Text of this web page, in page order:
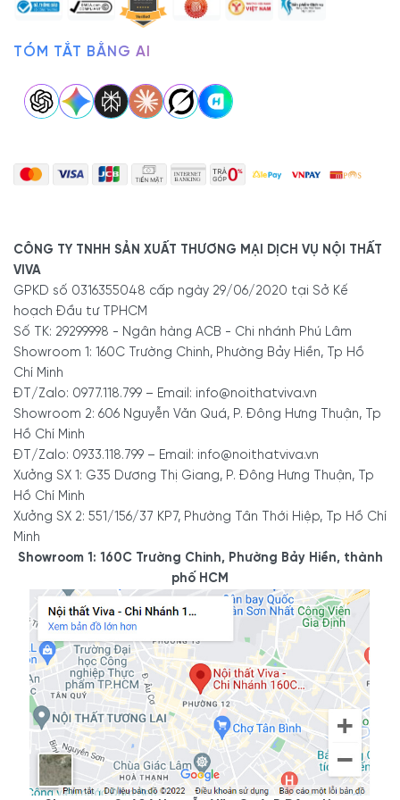
Linh hoạt thay đổi vật liệu, kích thước, màu sắc
nhu cầu riêng.
Sản xuất trực tiếp tại xưởng Viva, được quản lý chất
Giao nhanh, đúng tiến độ.
Báo giá
rẻ tận xưởng, cam kết không phát sinh chi
trọn gói.
Tóm tắt thông số kỹ thuật:
Tên
Giường Giấu Chân
Mã SP
Chất liệu chính Gỗ Sồi tự nhiên
Đặc tính nổi bật
mọt. Bề mặt gỗ phẳng
Nơi sản xuất
Xưởng Nội Thất Viva
Độ an toàn
Đảm bảo an toàn,
Kích thước
Hướng dẫn sử dụng, bảo quản
Tránh nước, tránh nhiệt
Màu sắc
Màu tự nhiên (có thể
Phong cách
Sang trọng, hiện đại
Giao hàng, lắp đặt
Hỗ trợ giao lắp tận nơi
từ 5 đến 10 ngày sau
- Xem thêm:Chính
Bảo hành
Bảo hành 5 năm – Hỗ
TÓM TẮT BẰNG AI
CÔNG TY TNHH SẢN XUẤT THƯƠNG MẠI DỊCH VỤ NỘI THẤT
VIVA
GPKD số 0316355048 cấp ngày 29/06/2020 tại Sở Kế
hoạch Đầu tư TPHCM
Số TK: 29299998 - Ngân hàng ACB - Chi nhánh Phú Lâm
Showroom 1: 160C Trường Chinh, Phường Bảy Hiền, Tp Hồ
Chí Minh
ĐT/Zalo: 0977.118.799 – Email: info@noithatviva.vn
Showroom 2: 606 Nguyễn Văn Quá, P. Đông Hưng Thuận, Tp
Hồ Chí Minh
ĐT/Zalo: 0933.118.799 – Email: info@noithatviva.vn
Xưởng SX 1: G35 Dương Thị Giang, P. Đông Hưng Thuận, Tp
Hồ Chí Minh
Xưởng SX 2: 551/156/37 KP7, Phường Tân Thới Hiệp, Tp Hồ Chí
Minh
Showroom 1: 160C Trường Chinh, Phường Bảy Hiền, thành
phố HCM